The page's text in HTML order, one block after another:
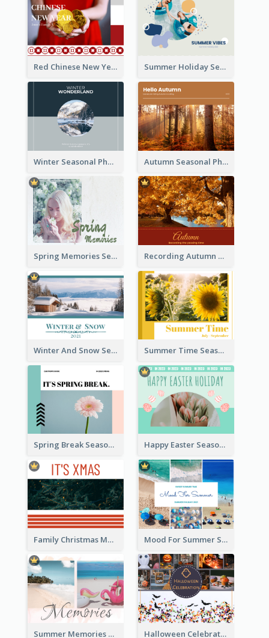
Red Chinese New Year Seasonal Photo Book Summer Holiday Seasonal Photo Book
Winter Seasonal Photo Book Autumn Seasonal Photo Book
Spring Memories Seasonal Photo Book Recording Autumn Seasonal Photo Book
Winter And Snow Seasonal Photo Book Summer Time Seasonal Photo Book
Spring Break Seasonal Photo Book Happy Easter Seasonal Photo Book
Family Christmas Memories Seasonal Photo Book Mood For Summer Seasonal Photo Book
Summer Memories Seasonal Photo Book Halloween Celebration Photo Book